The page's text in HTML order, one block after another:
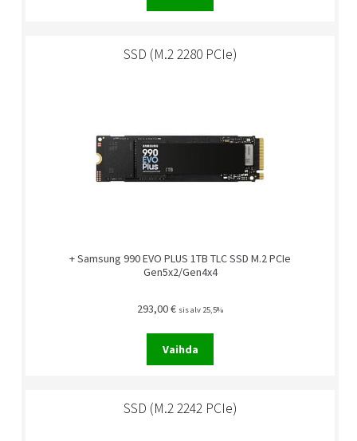
SSD (M.2 2280 PCIe)
+ Samsung 990 EVO PLUS 1TB TLC SSD M.2 PCIe
Gen5x2/Gen4x4
293,00€ sis alv 25,5%
Vaihda
SSD (M.2 2242 PCIe)